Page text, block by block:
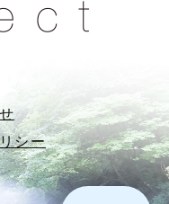
シー